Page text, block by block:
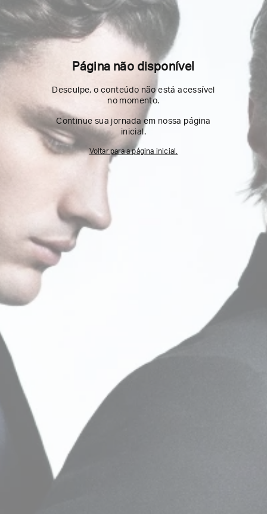
Página não disponível
Desculpe, o conteúdo não está acessível
no momento.
Continue sua jornada em nossa página
inicial.
Voltar para a página inicial.